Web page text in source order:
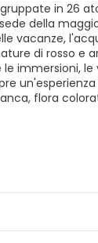
in 26
della
vacanze,
di rosso e
immersioni, le
flora